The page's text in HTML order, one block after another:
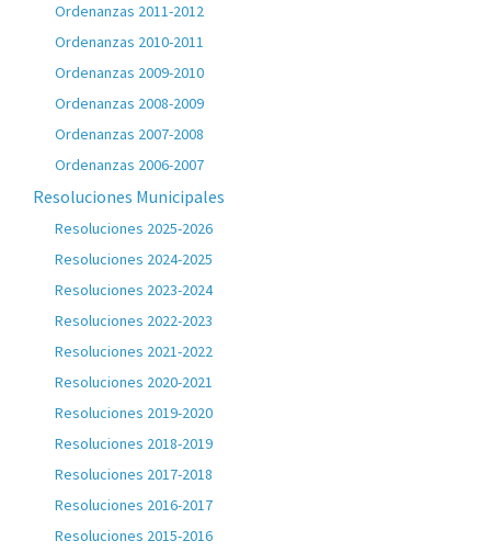
Ordenanzas 2011-2012
Ordenanzas 2010-2011
Ordenanzas 2009-2010
Ordenanzas 2008-2009
Ordenanzas 2007-2008
Ordenanzas 2006-2007
Resoluciones Municipales
Resoluciones 2025-2026
Resoluciones 2024-2025
Resoluciones 2023-2024
Resoluciones 2022-2023
Resoluciones 2021-2022
Resoluciones 2020-2021
Resoluciones 2019-2020
Resoluciones 2018-2019
Resoluciones 2017-2018
Resoluciones 2016-2017
Resoluciones 2015-2016